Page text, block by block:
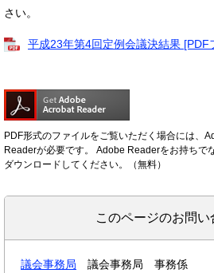
さい。
平成23年第4回定例会議決結果 [PDF
PDF形式のファイルをご覧いただく場合には、
Readerが必要です。
Adobe Readerをお持ちで
ダウンロードしてください。（無料）
このページのお問い
議会事務局
議会事務局 事務係